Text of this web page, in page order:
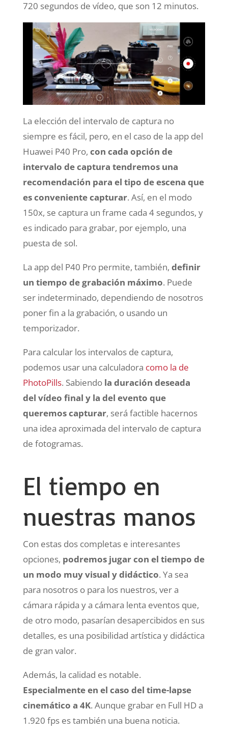
720 segundos de vídeo, que son 12 minutos.
La elección del intervalo de captura no
siempre es fácil, pero, en el caso de la app del
Huawei P40 Pro, con cada opción de
intervalo de captura tendremos una
recomendación para el tipo de escena que
es conveniente capturar. Así, en el modo
150x, se captura un frame cada 4 segundos, y
es indicado para grabar, por ejemplo, una
puesta de sol.
La app del P40 Pro permite, también, definir
un tiempo de grabación máximo. Puede
ser indeterminado, dependiendo de nosotros
poner fin a la grabación, o usando un
temporizador.
Para calcular los intervalos de captura,
podemos usar una calculadora como la de
PhotoPills. Sabiendola duración deseada
del vídeo final y la del evento que
queremos capturar, será factible hacernos
una idea aproximada del intervalo de captura
de fotogramas.
El tiempo en
nuestras manos
Con estas dos completas e interesantes
opciones, podremos jugar con el tiempo de
un modo muy visual y didáctico. Ya sea
para nosotros o para los nuestros, ver a
cámara rápida y a cámara lenta eventos que,
de otro modo, pasarían desapercibidos en sus
detalles, es una posibilidad artística y didáctica
de gran valor.
Además, la calidad es notable.
Especialmente en el caso del time-lapse
cinemático a 4K. Aunque grabar en Full HD a
1.920 fps es también una buena noticia.